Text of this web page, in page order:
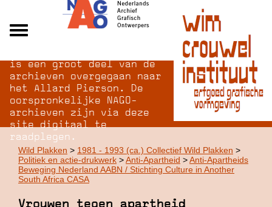
Over NAGO
Over WCI
Inloggen
is een groot deel van de
archieven overgegaan naar
het Allard Pierson. De
oorspronkelijke NAGO-
archieven zijn via deze
site digitaal te
raadplegen.
Wild Plakken > 1981 - 1993 (ca.) Collectief Wild Plakken >
Politiek en actie-drukwerk >Anti-Apartheid >Anti-Apartheids
Beweging Nederland AABN / Stichting Culture in Another
South Africa CASA
Vrouwen tegen apartheid